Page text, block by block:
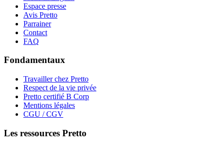
Espace presse
Avis Pretto
Parrainer
Contact
FAQ
Fondamentaux
Travailler chez Pretto
Respect de la vie privée
Pretto certifié B Corp
Mentions légales
CGU / CGV
Les ressources Pretto